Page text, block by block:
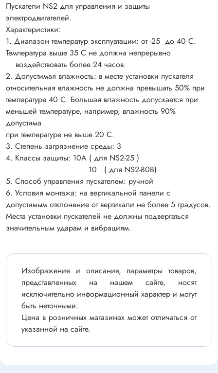
Пускатели NS2 для управления и защиты
электродвигателей.
Характеристики:
1. Диапазон температур эксплуатации: от -25 до 40 С.
Температура выше 35 С не должна непрерывно
воздействовать более 24 часов.
2. Допустимая влажность: в месте установки пускателя
относительная влажность не должна превышать 50% при
температуре 40 С. Большая влажность допускается при
меньшей температуре, например, влажность 90%
допустима
при температуре не выше 20 С.
3. Степень загрязнение среды: 3
4. Классы защиты: 10А ( для NS2-25 )
10 ( для NS2-80B)
5. Способ управления пускателем: ручной
6. Условия монтажа: на вертикальной панели с
допустимым отклонение от вертикали не более 5 градусов.
Места установки пускателей не должны подвергаться
значительным ударам и вибрациям.
Изображение и описание, параметры товаров,
представленных на нашем сайте, носят
исключительно информационный характер и могут
быть неточными.
Цена в розничных магазинах может отличаться от
указанной на сайте.